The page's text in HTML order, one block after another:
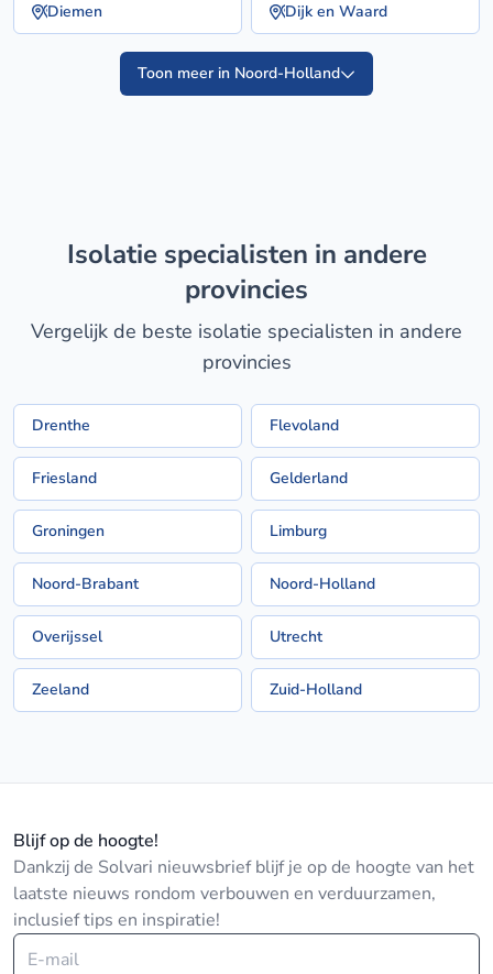
Diemen Dijk en Waard
Toon meer in Noord-Holland
isolatie specialisten in andere
provincies
Vergelijk de beste isolatie specialisten in andere
provincies
Drenthe Flevoland
Friesland Gelderland
Groningen Limburg
Noord-Brabant Noord-Holland
Overijssel Utrecht
Zeeland Zuid-Holland
Blijf op de hoogte!
Dankzij de Solvari nieuwsbrief blijf je op de hoogte van het
laatste nieuws rondom verbouwen en verduurzamen,
inclusief tips en inspiratie!